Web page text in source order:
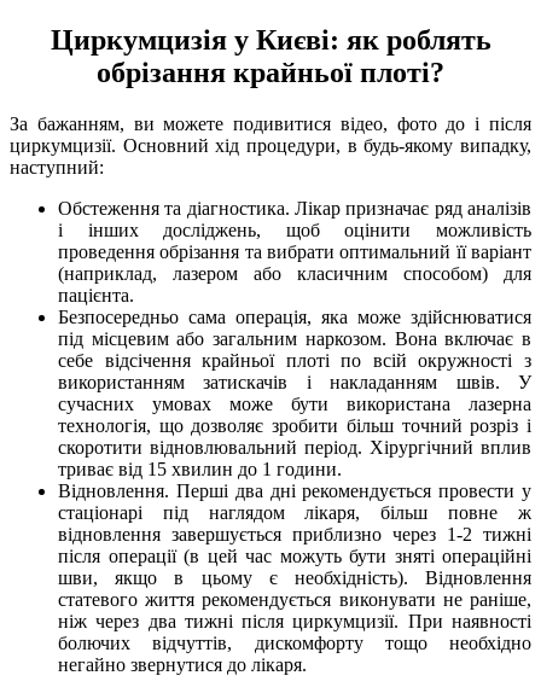
Циркумцизія у Києві: як роблять
обрізання крайньої плоті?
За бажанням, ви можете подивитися відео, фото до і після
циркумцизії. Основний хід процедури, в будь-якому випадку,
наступний:
Обстеження та діагностика. Лікар призначає ряд аналізів
і інших досліджень, щоб оцінити можливість
проведення обрізання та вибрати оптимальний її варіант
(наприклад, лазером або класичним способом) для
пацієнта.
Безпосередньо сама операція, яка може здійснюватися
під місцевим або загальним наркозом. Вона включає в
себе відсічення крайньої плоті по всій окружності з
використанням затискачів і накладанням швів. У
сучасних умовах може бути використана лазерна
технологія, що дозволяє зробити більш точний розріз і
скоротити відновлювальний період. Хірургічний вплив
триває від 15 хвилин до 1 години.
Відновлення. Перші два дні рекомендується провести у
стаціонарі під наглядом лікаря, більш повне ж
відновлення завершується приблизно через 1-2 тижні
після операції (в цей час можуть бути зняті операційні
шви, якщо в цьому є необхідність). Відновлення
статевого життя рекомендується виконувати не раніше,
ніж через два тижні після циркумцизії. При наявності
болючих відчуттів, дискомфорту тощо необхідно
негайно звернутися до лікаря.